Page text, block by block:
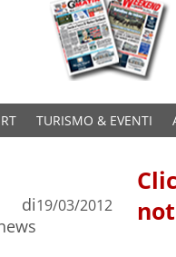
TURISMO & EVENTI
di19/03/2012